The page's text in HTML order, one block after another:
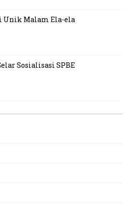
Unik Malam Ela-ela
Sosialisasi SPBE